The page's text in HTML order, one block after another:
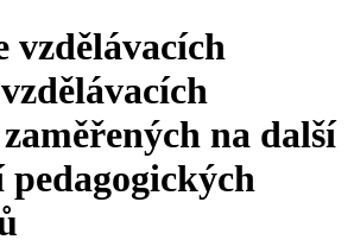
vzdělávacích
na další
pedagogických